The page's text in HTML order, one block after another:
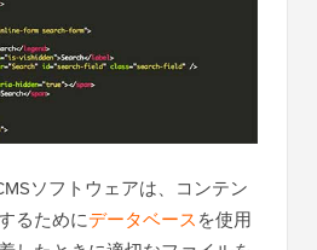
ソフトウェアは、コンテン
るためにデータベースを使用